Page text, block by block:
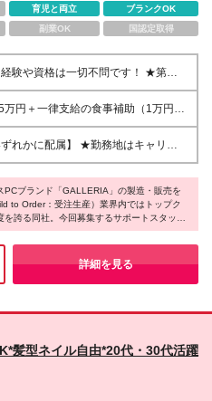
育児と両立
ブランクOK
副業OK 国認定取得
験や資格は一切不問です！ ★第二
験10年以上の方も歓迎！ ★フリー
！ 《応募条件》 ■高卒以
想定しています （業種・年数・雇
こんな方はぜひご応募
ョンを大切にして働きたい □機械い
器が好き □手に職が付くスキル・経
長している企業でキャリアアップを
車免許をお持ちの方（AT限定可）
円＋一律支給の食事補助（1万円）
賞与 ※上記は固定残業代（10時間
23,973円）を含みます。超過分は追
補助（1万円）＋各種手当＋決算賞
業代（10時間分／18,494円～
ます。超過分は追加支給します ※
慮の上、決定します ★一律支給の
）は、給与より自己負担額として
能店舗で使用できます
ずれかに配属】 ★勤務地はキャリア
社後3ヶ月間は秋葉原本社、または
ドック店舗で研修を実施します。 ※
る場合は、研修期間中の 宿泊場所
＜北海道・東北＞ 北海
＜関東＞ 東京都／神奈
葉県 群馬県／茨城県／栃木県 ＜北
／石川県／福井県／富山県 山梨県
県／三重県 ＜関西＞ 大阪府
4分
PCブランド「GALLERIA」の製造・販売を
to Order：受注生産）業界内ではトップク
を誇る同社。今回募集するサポートスタッフ
とメリハリある働き方ができるだけでな
必要とされる知識やスキルを身に付けること
テージが変化しても、経験を活かしながら腰
るのは大きな魅力と言えるでしょう！
詳細を見る
髪型ネイル自由*20代・30代活躍